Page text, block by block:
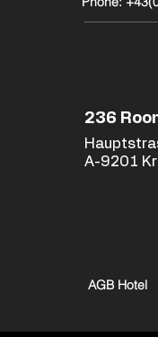
236
A-9201
AGB Hotel